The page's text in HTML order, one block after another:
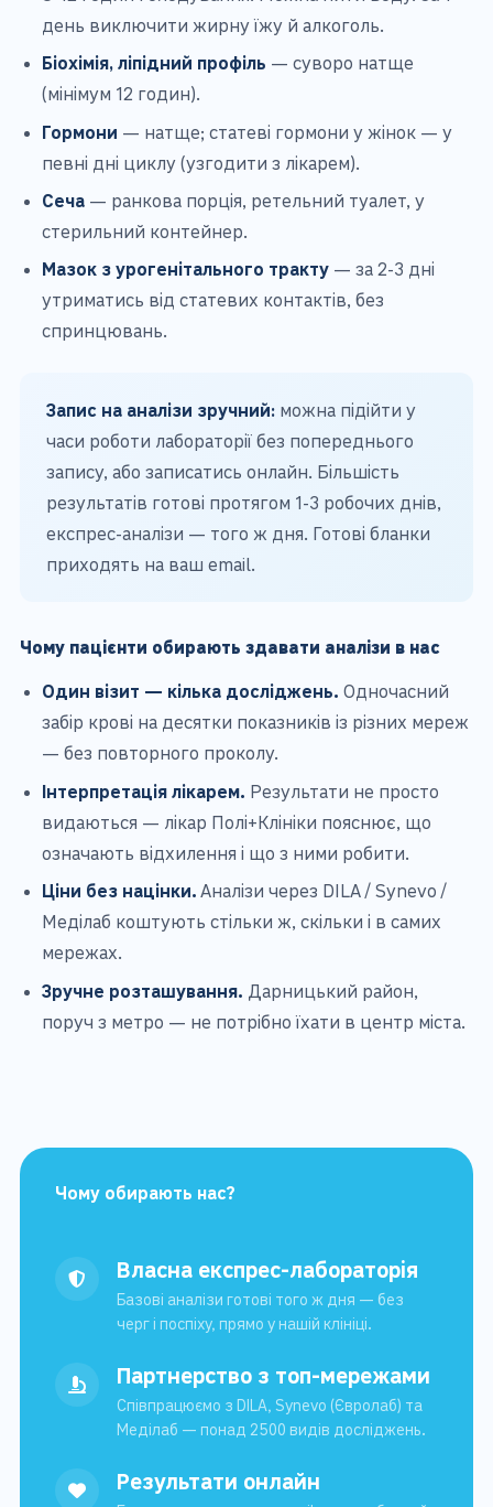
день виключити жирну їжу й алкоголь.
Біохімія, ліпідний профіль — суворо натще
(мінімум 12 годин).
Гормони — натще; статеві гормони у жінок — у
певні дні циклу (узгодити з лікарем).
Сеча — ранкова порція, ретельний туалет, у
стерильний контейнер.
Мазок з урогенітального тракту — за 2-3 дні
утриматись від статевих контактів, без
спринцювань.
Запис на аналізи зручний: можна підійти у
часи роботи лабораторії без попереднього
запису, або записатись онлайн. Більшість
результатів готові протягом 1-3 робочих днів,
експрес-аналізи — того ж дня. Готові бланки
приходять на ваш email.
Чому пацієнти обирають здавати аналізи в нас
Один візит — кілька досліджень. Одночасний
забір крові на десятки показників із різних мереж
— без повторного проколу.
Інтерпретація лікарем. Результати не просто
видаються — лікар Полі+Клініки пояснює, що
означають відхилення і що з ними робити.
Ціни без націнки. Аналізи через DILA / Synevo /
Меділаб коштують стільки ж, скільки і в самих
мережах.
Зручне розташування. Дарницький район,
поруч з метро — не потрібно їхати в центр міста.
Чому обирають нас?
Власна експрес-лабораторія
Базові аналізи готові того ж дня — без
черг і поспіху, прямо у нашій клініці.
Партнерство з топ-мережами
Співпрацюємо з DILA, Synevo (Євролаб) та
Меділаб — понад 2500 видів досліджень.
Результати онлайн